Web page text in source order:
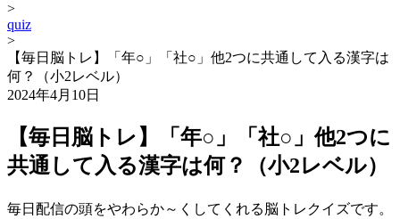
>
quiz
>
【毎日脳トレ】「年○」「社○」他2つに共通して入る漢字は
何？（小2レベル）
2024年4月10日
【毎日脳トレ】「年○」「社○」他2つに
共通して入る漢字は何？（小2レベル）
毎日配信の頭をやわらか～くしてくれる脳トレクイズです。